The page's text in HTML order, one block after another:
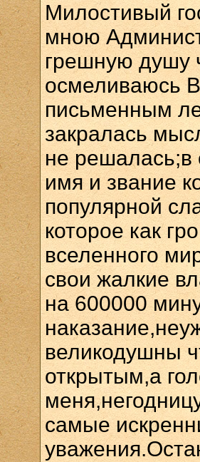
Милостивый
мною
грешную душу
осмеливаюсь
письменным
закралась
не
имя и звание
популярной
которое как
вселенного
свои жалкие
на 600000
великодушны
открытым,а
самые